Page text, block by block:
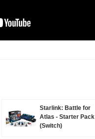
Starlink: Battle for
Atlas - Starter Pack
(Switch)